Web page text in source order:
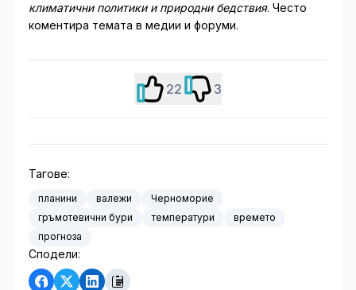
климатични политики и природни бедствия. Често
коментира темата в медии и форуми.
22 3
Тагове:
планини валежи
Черноморие
гръмотевични бури
температури
времето
прогноза
Сподели: